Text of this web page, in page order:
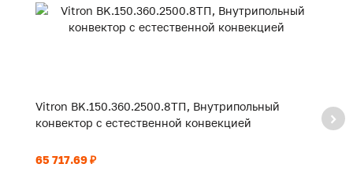
Vitron BK.150.360.2500.8ТП, Внутрипольный
конвектор с естественной конвекцией
65 717.69 ₽